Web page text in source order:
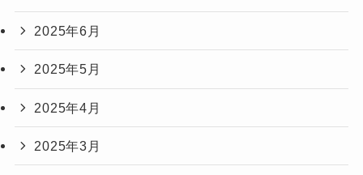
2025年6月
2025年5月
2025年4月
2025年3月